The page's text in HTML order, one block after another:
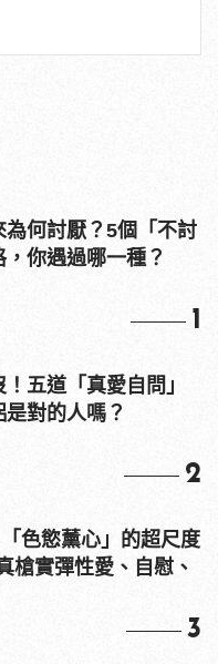
為何討厭？5個「不討
你遇過哪一種？
1
五道「真愛自問」
對的人嗎？
2
色慾薰心」的超尺度
槍實彈性愛、自慰、
3